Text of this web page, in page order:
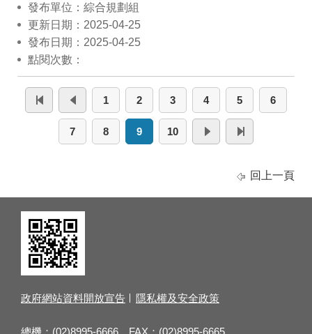
發布單位：綜合規劃組
更新日期：2025-04-25
發布日期：2025-04-25
點閱次數：
1 2 3 4 5 6
7 8 9 10
回上一頁
政府網站資料開放宣告 隱私權及安全政策
總機：(02)8995-6666 FAX：(02)8995-6665